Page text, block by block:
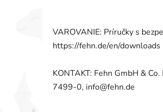
VAROVANIE: Príručky s
https://fehn.de/en/downloads
KONTAKT: Fehn GmbH &
7499-0, info@fehn.de